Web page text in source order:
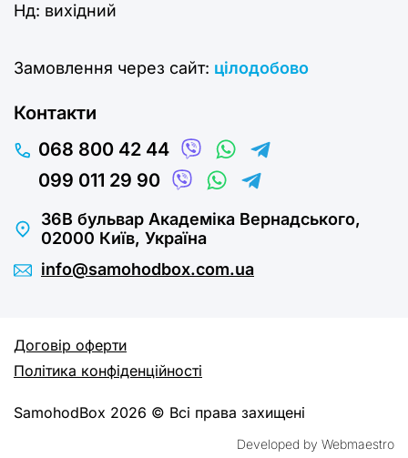
Нд: вихідний
Замовлення через сайт: цілодобово
Контакти
068 800 42 44
099 011 29 90
36В бульвар Академіка Вернадського,
02000 Київ, Україна
info@samohodbox.com.ua
Договір оферти
Політика конфіденційності
SamohodBox 2026 © Всі права захищені
Developed by Webmaestro